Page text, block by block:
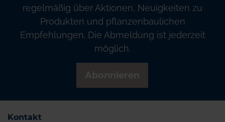
regelmäßig über Aktionen, Neuigkeiten zu
Produkten und pflanzenbaulichen
Empfehlungen. Die Abmeldung ist jederzeit
möglich.
Kontakt